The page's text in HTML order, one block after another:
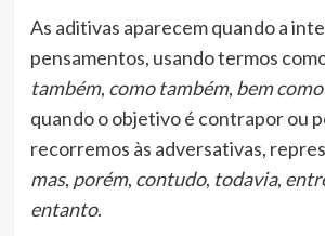
As aditivas aparecem quando a
pensamentos, usando termos
também, como também, bem como
quando o objetivo é contrapor ou
recorremos às adversativas,
mas, porém, contudo, todavia,
entanto.